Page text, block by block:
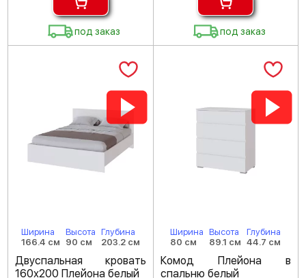
под заказ под заказ
Ширина
166.4 см
Высота
90 см
Глубина
203.2 см
Двуспальная кровать
160х200 Плейона белый
Ширина
80 см
Высота
89.1 см
Глубина
44.7 см
Комод Плейона в
спальню белый